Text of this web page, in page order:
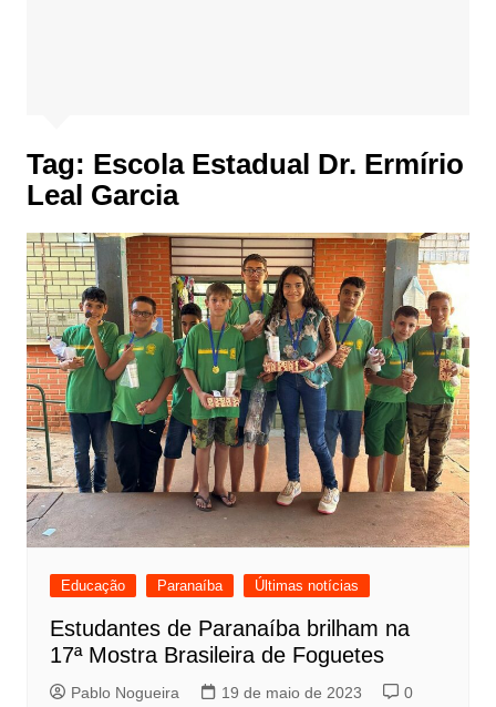
Tag: Escola Estadual Dr. Ermírio
Leal Garcia
Educação Paranaíba Últimas notícias
Estudantes de Paranaíba brilham na
17ª Mostra Brasileira de Foguetes
Pablo Nogueira 19 de maio de 2023 0